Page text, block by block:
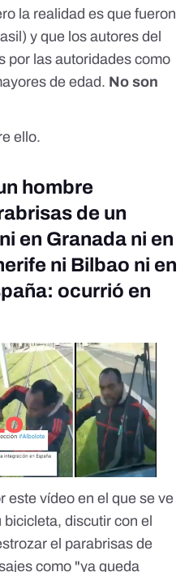
la realidad es que fueron
y que los autores del
por las autoridades como
de edad. No son
ello.
hombre
de un
en Granada ni en
ni Bilbao ni en
ocurrió en
este vídeo en el que se ve
discutir con el
el parabrisas de
como "ya queda